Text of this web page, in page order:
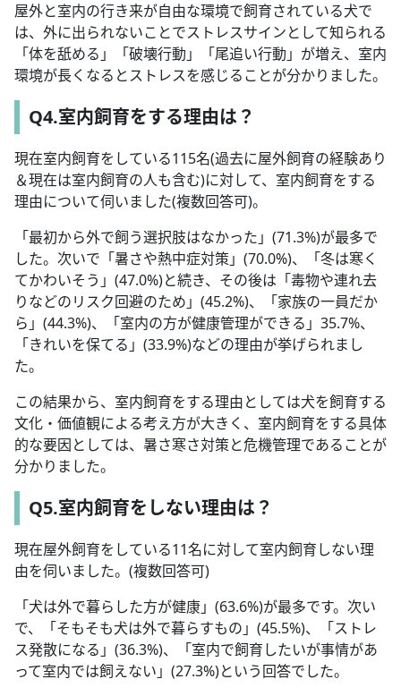
屋外と室内の行き来が自由な環境で飼育されている犬で
は、外に出られないことでストレスサインとして知られる
「体を舐める」「破壊行動」「尾追い行動」が増え、室内
環境が長くなるとストレスを感じることが分かりました。
Q4.室内飼育をする理由は？
現在室内飼育をしている115名(過去に屋外飼育の経験あり
＆現在は室内飼育の人も含む)に対して、室内飼育をする
理由について伺いました(複数回答可)。
「最初から外で飼う選択肢はなかった」(71.3%)が最多で
した。次いで「暑さや熱中症対策」(70.0%)、「冬は寒く
てかわいそう」(47.0%)と続き、その後は「毒物や連れ去
りなどのリスク回避のため」(45.2%)、「家族の一員だか
ら」(44.3%)、「室内の方が健康管理ができる」35.7%、
「きれいを保てる」(33.9%)などの理由が挙げられまし
た。
この結果から、室内飼育をする理由としては犬を飼育する
文化・価値観による考え方が大きく、室内飼育をする具体
的な要因としては、暑さ寒さ対策と危機管理であることが
分かりました。
Q5.室内飼育をしない理由は？
現在屋外飼育をしている11名に対して室内飼育しない理
由を伺いました。(複数回答可)
「犬は外で暮らした方が健康」(63.6%)が最多です。次い
で、「そもそも犬は外で暮らすもの」(45.5%)、「ストレ
ス発散になる」(36.3%)、「室内で飼育したいが事情があ
って室内では飼えない」(27.3%)という回答でした。